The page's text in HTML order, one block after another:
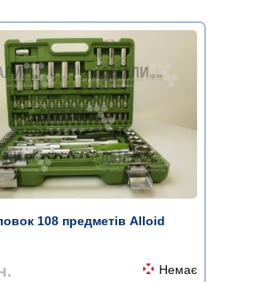
108 предметів Alloid
Немає